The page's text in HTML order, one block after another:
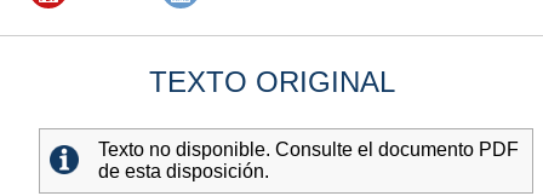
TEXTO ORIGINAL
Texto no disponible. Consulte el documento PDF
de esta disposición.